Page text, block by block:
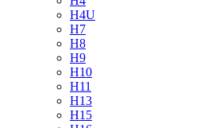
H4U
H7
H8
H9
H10
H11
H13
H15